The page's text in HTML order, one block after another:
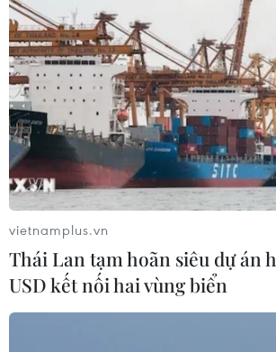
vietnamplus.vn
Thái Lan tạm hoãn siêu dự án
USD kết nối hai vùng biển